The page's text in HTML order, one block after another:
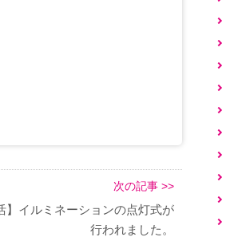
次の記事 >>
】イルミネーションの点灯式が
行われました。